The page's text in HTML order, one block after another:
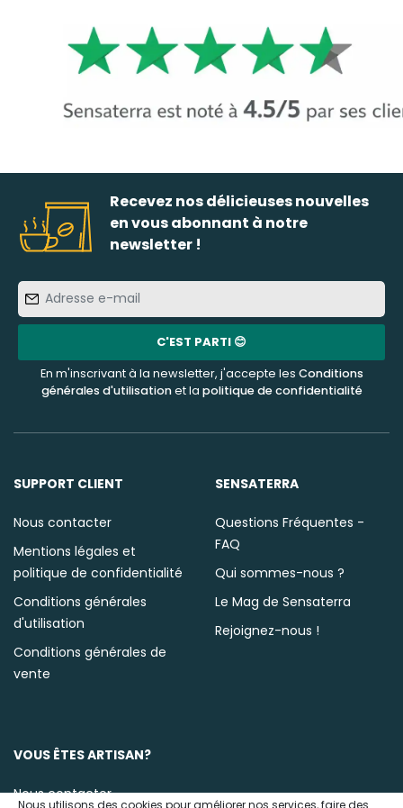
Recevez nos délicieuses nouvelles
en vous abonnant à notre
newsletter !
e-
mail
C'EST PARTI 😊
En m'inscrivant à la newsletter, j'accepte les Conditions
générales d'utilisationet la politique de confidentialité
SUPPORT CLIENT
Nous contacter
Mentions légales et
politique de confidentialité
Conditions générales
d'utilisation
Conditions générales de
vente
SENSATERRA
Questions Fréquentes -
FAQ
Qui sommes-nous ?
Le Mag de Sensaterra
Rejoignez-nous !
VOUS ÊTES ARTISAN?
Nous contacter
Nous utilisons des cookies pour améliorer nos services, faire des